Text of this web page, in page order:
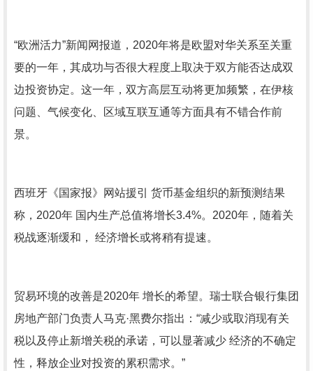
“欧洲活力”新闻网报道，2020年将是欧盟对华关系至关重
要的一年，其成功与否很大程度上取决于双方能否达成双
边投资协定。这一年，双方高层互动将更加频繁，在伊核
问题、气候变化、区域互联互通等方面具有不错合作前
景。
西班牙《国家报》网站援引 货币基金组织的新预测结果
称，2020年 国内生产总值将增长3.4%。2020年，随着关
税战逐渐缓和， 经济增长或将稍有提速。
贸易环境的改善是2020年 增长的希望。瑞士联合银行集团
房地产部门负责人马克·黑费尔指出：“减少或取消现有关
税以及停止新增关税的承诺，可以显著减少 经济的不确定
性，释放企业对投资的累积需求。”